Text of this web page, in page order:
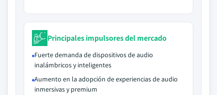
Principales impulsores del mercado
Fuerte demanda de dispositivos de audio
inalámbricos y inteligentes
Aumento en la adopción de experiencias de audio
inmersivas y premium